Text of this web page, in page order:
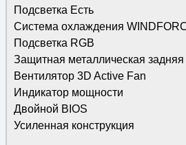
Подсветка Есть
Система охлаждения
Подсветка RGB
Защитная металлическая задняя
Вентилятор 3D Active Fan
Индикатор мощности
Двойной BIOS
Усиленная конструкция